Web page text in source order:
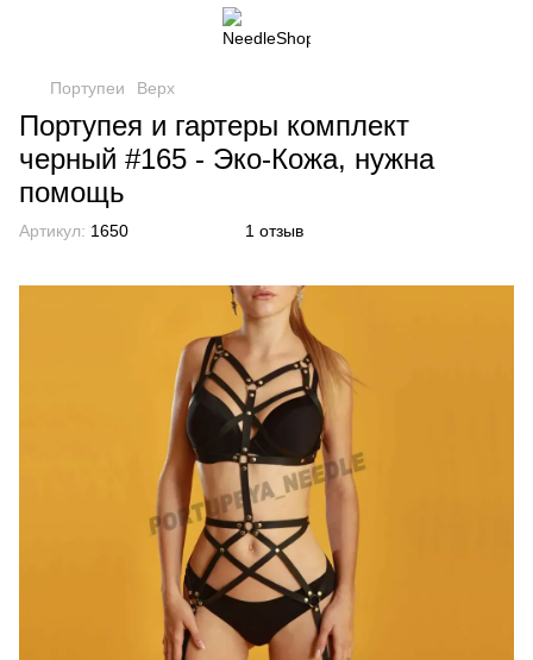
Портупеи Верх
Портупея и гартеры комплект
черный #165 - Эко-Кожа, нужна
помощь
Артикул: 1650 1 отзыв